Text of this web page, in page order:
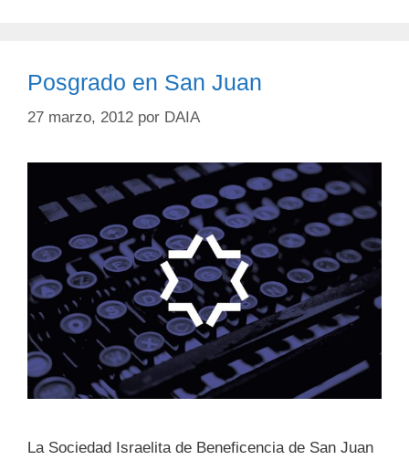
Posgrado en San Juan
27 marzo, 2012 por DAIA
La Sociedad Israelita de Beneficencia de San Juan